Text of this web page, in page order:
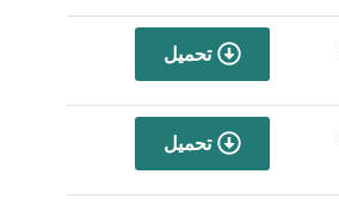
تحميل
تحميل